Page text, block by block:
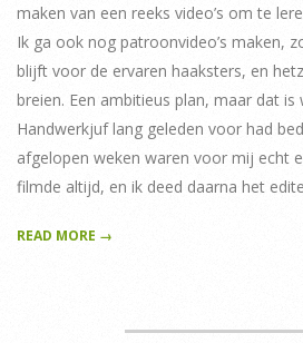
maken van een reeks video’s om te
Ik ga ook nog patroonvideo’s maken,
blijft voor de ervaren haaksters, en
breien. Een ambitieus plan, maar dat is
Handwerkjuf lang geleden voor had
afgelopen weken waren voor mij echt
filmde altijd, en ik deed daarna het
READ MORE →